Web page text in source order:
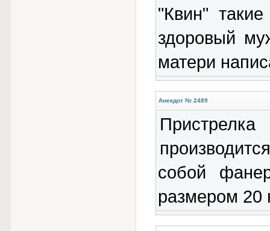
"Квин"
здоровый
матери
Анекдот № 2489
собой
размером 20